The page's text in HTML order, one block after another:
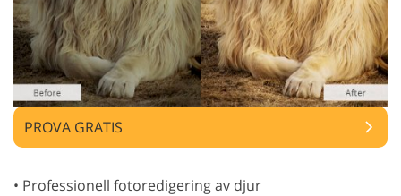
PROVA GRATIS
• Professionell fotoredigering av djur